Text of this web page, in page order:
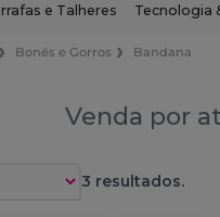
e Talheres Tecnologia
Bonés e Gorros Bandana
Venda por
3 resultados.